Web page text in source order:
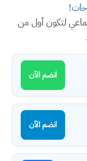
لتكون أول من
انضم الآن
انضم الآن